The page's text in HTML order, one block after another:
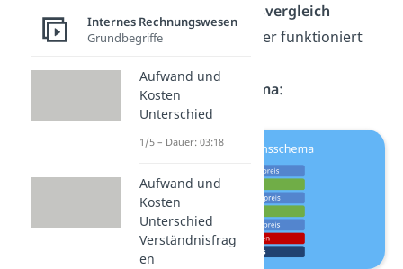
Bezugspreisvergleich
durchführen. Dieser funktioniert
Kalkulationsschema:
Internes Rechnungswesen
Grundbegriffe
Aufwand und
Kosten
Unterschied
1/5 – Dauer: 03:18
Aufwand und
Kosten
Unterschied
Verständnisfrag
en